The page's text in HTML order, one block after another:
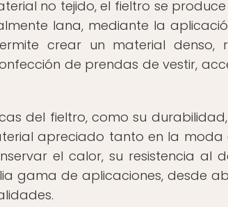
no tejido, el fieltro se
lana, mediante la
crear un material denso,
de prendas de vestir,
del fieltro, como su
apreciado tanto en la moda
el calor, su resistencia al
gama de aplicaciones, desde